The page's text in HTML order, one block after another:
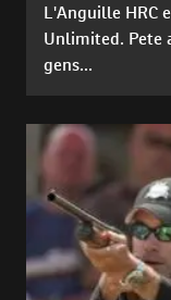
L'Anguille HRC
Unlimited. Pete
gens...